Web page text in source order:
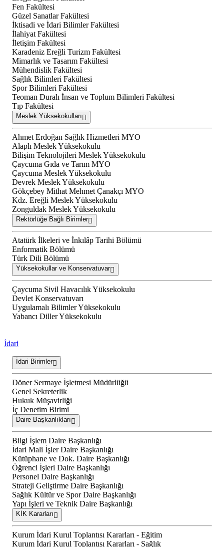
Fen Fakültesi
Güzel Sanatlar Fakültesi
İktisadi ve İdari Bilimler Fakültesi
İlahiyat Fakültesi
İletişim Fakültesi
Karadeniz Ereğli Turizm Fakültesi
Mimarlık ve Tasarım Fakültesi
Mühendislik Fakültesi
Sağlık Bilimleri Fakültesi
Spor Bilimleri Fakültesi
Teoman Duralı İnsan ve Toplum Bilimleri Fakültesi
Tıp Fakültesi
Meslek Yüksekokulları
Ahmet Erdoğan Sağlık Hizmetleri MYO
Alaplı Meslek Yüksekokulu
Bilişim Teknolojileri Meslek Yüksekokulu
Çaycuma Gıda ve Tarım MYO
Çaycuma Meslek Yüksekokulu
Devrek Meslek Yüksekokulu
Gökçebey Mithat Mehmet Çanakçı MYO
Kdz. Ereğli Meslek Yüksekokulu
Zonguldak Meslek Yüksekokulu
Rektörlüğe Bağlı Birimler
Atatürk İlkeleri ve İnkılâp Tarihi Bölümü
Enformatik Bölümü
Türk Dili Bölümü
Yüksekokullar ve Konservatuvar
Çaycuma Sivil Havacılık Yüksekokulu
Devlet Konservatuvarı
Uygulamalı Bilimler Yüksekokulu
Yabancı Diller Yüksekokulu
İdari
İdari Birimler
Döner Sermaye İşletmesi Müdürlüğü
Genel Sekreterlik
Hukuk Müşavirliği
İç Denetim Birimi
Daire Başkanlıkları
Bilgi İşlem Daire Başkanlığı
İdari Mali İşler Daire Başkanlığı
Kütüphane ve Dok. Daire Başkanlığı
Öğrenci İşleri Daire Başkanlığı
Personel Daire Başkanlığı
Strateji Geliştirme Daire Başkanlığı
Sağlık Kültür ve Spor Daire Başkanlığı
Yapı İşleri ve Teknik Daire Başkanlığı
KİK Kararları
Kurum İdari Kurul Toplantısı Kararları - Eğitim
Kurum İdari Kurul Toplantısı Kararları - Sağlık